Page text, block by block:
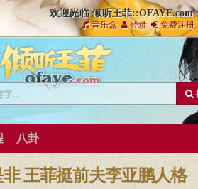
欢迎光临 倾听王菲::OFAYE.com
音乐盒 登录 免费注册
八卦
王菲挺前夫李亚鹏人格